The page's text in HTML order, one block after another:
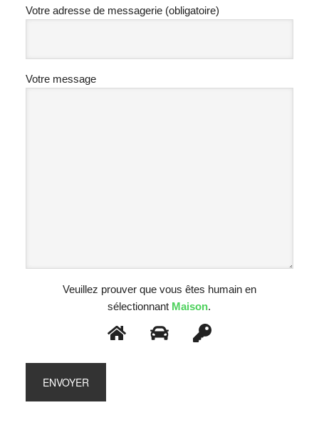
Votre adresse de messagerie (obligatoire)
Votre message
Veuillez prouver que vous êtes humain en
sélectionnant Maison.